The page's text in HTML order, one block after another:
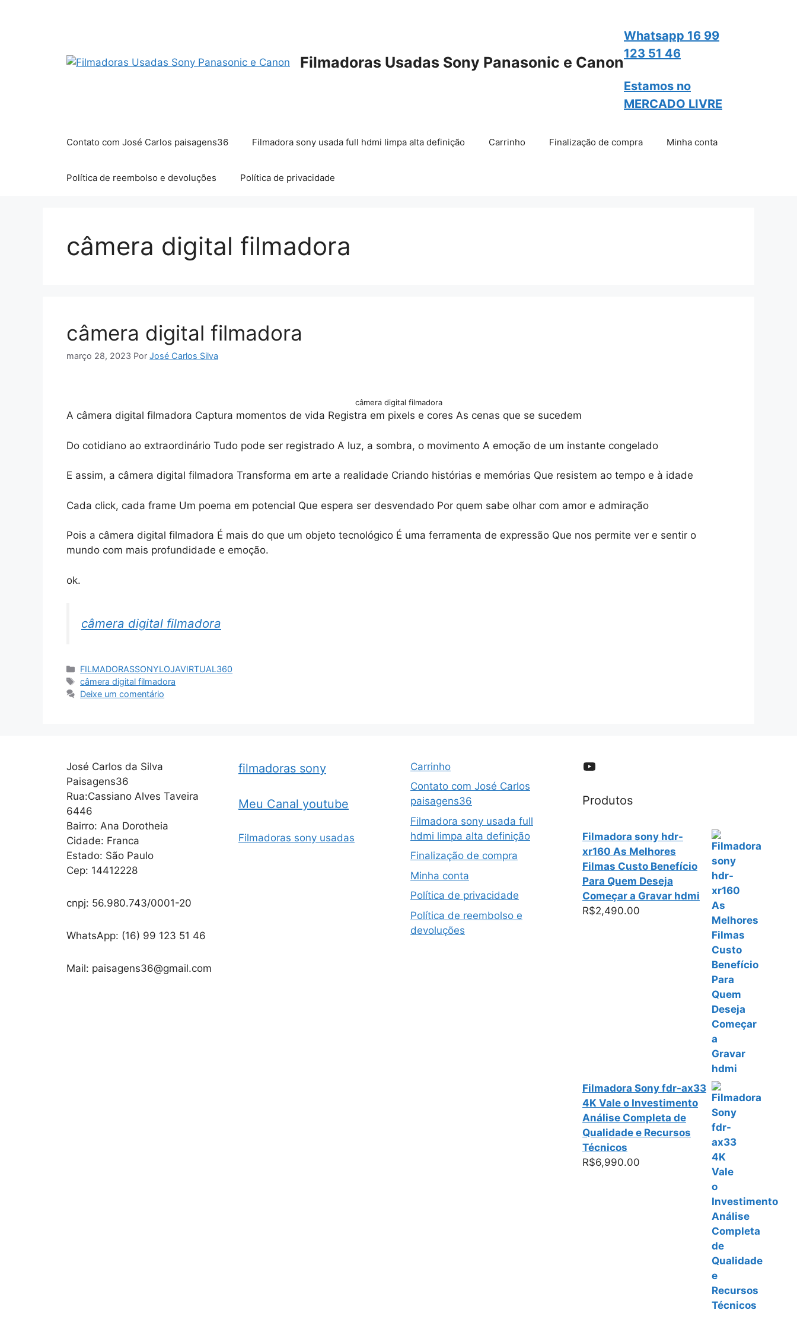
Filmadoras Usadas Sony Panasonic e Canon
Whatsapp 16 99
123 51 46
Estamos no
MERCADO LIVRE
Contato com José Carlos paisagens36 Filmadora sony usada full hdmi limpa alta definição Carrinho Finalização de compra Minha conta
Política de reembolso e devoluções Política de privacidade
câmera digital filmadora
câmera digital filmadora
março 28, 2023 Por José Carlos Silva
câmera digital filmadora
A câmera digital filmadora Captura momentos de vida Registra em pixels e cores As cenas que se sucedem
Do cotidiano ao extraordinário Tudo pode ser registrado A luz, a sombra, o movimento A emoção de um instante congelado
E assim, a câmera digital filmadora Transforma em arte a realidade Criando histórias e memórias Que resistem ao tempo e à idade
Cada click, cada frame Um poema em potencial Que espera ser desvendado Por quem sabe olhar com amor e admiração
Pois a câmera digital filmadora É mais do que um objeto tecnológico É uma ferramenta de expressão Que nos permite ver e sentir o
mundo com mais profundidade e emoção.
ok.
câmera digital filmadora
Categorias
FILMADORASSONYLOJAVIRTUAL360
Tags
câmera digital filmadora
Deixe um comentário
José Carlos da Silva
Paisagens36
Rua:Cassiano Alves Taveira
6446
Bairro: Ana Dorotheia
Cidade: Franca
Estado: São Paulo
Cep: 14412228
cnpj: 56.980.743/0001-20
WhatsApp: (16) 99 123 51 46
Mail: paisagens36@gmail.com
filmadoras sony
Meu Canal youtube
Filmadoras sony usadas
Carrinho
Contato com José Carlos
paisagens36
Filmadora sony usada full
hdmi limpa alta definição
Finalização de compra
Minha conta
Política de privacidade
Política de reembolso e
devoluções
YouTube
Produtos
Filmadora sony hdr-
xr160 As Melhores
Filmas Custo Benefício
Para Quem Deseja
Começar a Gravar hdmi
R$2,490.00
Filmadora Sony fdr-ax33
4K Vale o Investimento
Análise Completa de
Qualidade e Recursos
Técnicos
R$6,990.00